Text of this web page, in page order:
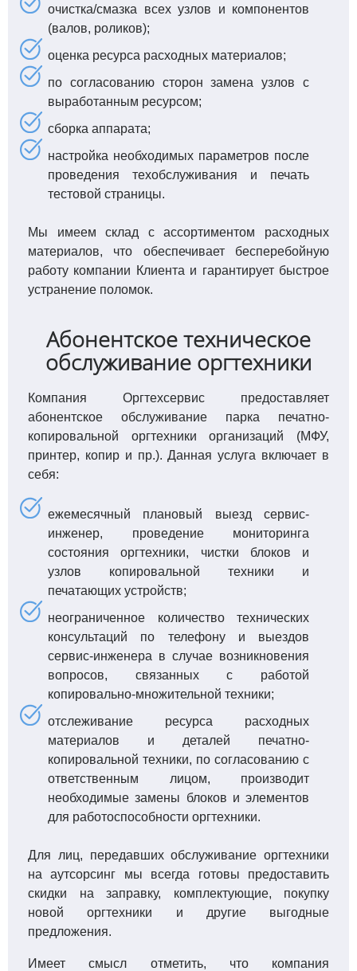
очистка/смазка всех узлов и компонентов
(валов, роликов);
оценка ресурса расходных материалов;
по согласованию сторон замена узлов с
выработанным ресурсом;
сборка аппарата;
настройка необходимых параметров после
проведения техобслуживания и печать
тестовой страницы.
Мы имеем склад с ассортиментом расходных
материалов, что обеспечивает бесперебойную
работу компании Клиента и гарантирует быстрое
устранение поломок.
Абонентское техническое
обслуживание оргтехники
Компания Оргтехсервис предоставляет
абонентское обслуживание парка печатно-
копировальной оргтехники организаций (МФУ,
принтер, копир и пр.). Данная услуга включает в
себя:
ежемесячный плановый выезд сервис-
инженер, проведение мониторинга
состояния оргтехники, чистки блоков и
узлов копировальной техники и
печатающих устройств;
неограниченное количество технических
консультаций по телефону и выездов
сервис-инженера в случае возникновения
вопросов, связанных с работой
копировально-множительной техники;
отслеживание ресурса расходных
материалов и деталей печатно-
копировальной техники, по согласованию с
ответственным лицом, производит
необходимые замены блоков и элементов
для работоспособности оргтехники.
Для лиц, передавших обслуживание оргтехники
на аутсорсинг мы всегда готовы предоставить
скидки на заправку, комплектующие, покупку
новой оргтехники и другие выгодные
предложения.
Имеет смысл отметить, что компания